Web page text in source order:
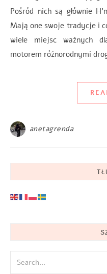
Pośród nich są głównie
Mają one swoje tradycje i
wiele miejsc ważnych
motorem różnorodnymi
anetagrenda